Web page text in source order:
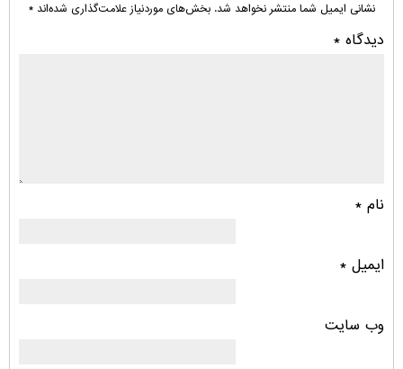
نشانی ایمیل شما منتشر نخواهد شد. بخش‌های موردنیاز علامت‌گذاری شده‌اند*
دیدگاه *
نام *
ایمیل *
وب‌ سایت